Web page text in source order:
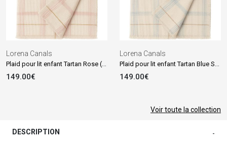
Lorena Canals
149.00€
Lorena Canals
149.00€
Voir toute la collection
DESCRIPTION -